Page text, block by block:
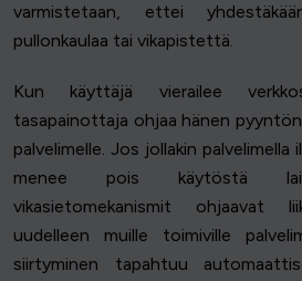
varmistetaan, ettei
pullonkaulaa tai vikapistettä.
Kun käyttäjä vierailee
tasapainottaja ohjaa hänen
palvelimelle. Jos jollakin
menee pois käytöstä
vikasietomekanismit ohjaavat
uudelleen muille toimiville
siirtyminen tapahtuu